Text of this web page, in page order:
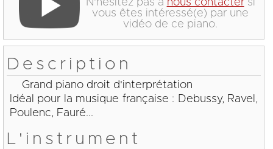
N'hésitez pas à nous contactersi
vous êtes intéressé(e) par une
vidéo de ce piano.
Description
Grand piano droit d'interprétation
Idéal pour la musique française : Debussy, Ravel,
Poulenc, Fauré...
L'instrument